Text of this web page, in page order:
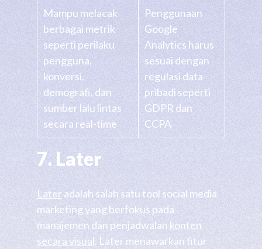
Mampu melacak
berbagai metrik
seperti perilaku
pengguna,
konversi,
demografi, dan
sumber lalu lintas
secara real-time
Penggunaan
Google
Analytics harus
sesuai dengan
regulasi data
pribadi seperti
GDPR dan
CCPA
7. Later
Later adalah salah satu tool social media
marketing yang berfokus pada
manajemen dan penjadwalan konten
secara visual. Later menawarkan fitur